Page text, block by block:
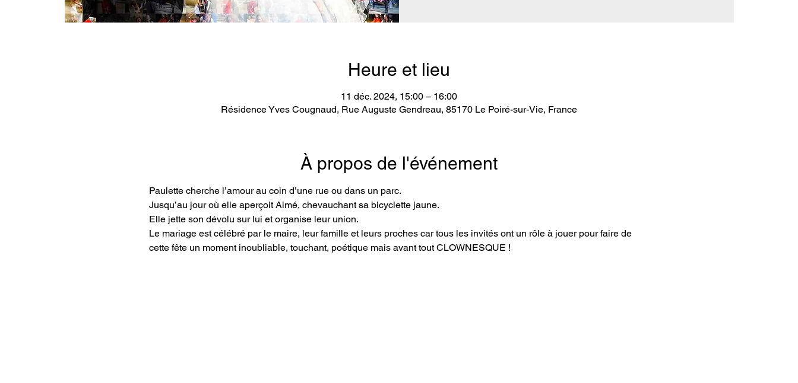
Heure et lieu
11 déc. 2024, 15:00 – 16:00
Résidence Yves Cougnaud, Rue Auguste Gendreau, 85170 Le Poiré-sur-Vie, France
À propos de l'événement
Paulette cherche l’amour au coin d’une rue ou dans un parc.
Jusqu’au jour où elle aperçoit Aimé, chevauchant sa bicyclette jaune.
Elle jette son dévolu sur lui et organise leur union.
Le mariage est célébré par le maire, leur famille et leurs proches car tous les invités ont un rôle à jouer pour faire de
cette fête un moment inoubliable, touchant, poétique mais avant tout CLOWNESQUE !